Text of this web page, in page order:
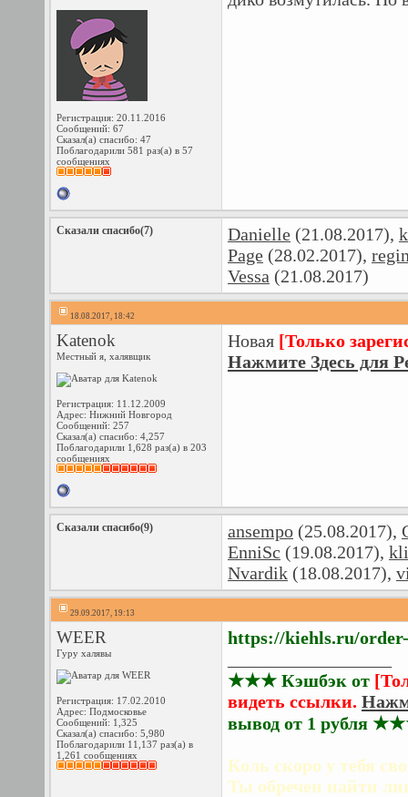
Регистрация: 20.11.2016
Сообщений: 67
Сказал(а) спасибо: 47
Поблагодарили 581 раз(а) в 57
сообщениях
Сказали спасибо(7) Danielle (21.08.2017),
Page (28.02.2017),
Vessa (21.08.2017)
18.08.2017, 18:42
Katenok
Местный я, халявщик
Регистрация: 11.12.2009
Адрес: Нижний Новгород
Сообщений: 257
Сказал(а) спасибо: 4,257
Поблагодарили 1,628 раз(а) в 203
сообщениях
Новая [Только
Нажмите Здесь для
Сказали спасибо(9) ansempo (25.08.2017),
EnniSc (19.08.2017),
Nvardik (18.08.2017),
29.09.2017, 19:13
WEER
Гуру халявы
Регистрация: 17.02.2010
Адрес: Подмосковье
Сообщений: 1,325
Сказал(а) спасибо: 5,980
Поблагодарили 11,137 раз(а) в
1,261 сообщениях
https://kiehls.ru/
★★★ Кэшбэк от
видеть ссылки.
вывод от 1 рубля
Коль скоро у тебя
Ты обречен найти